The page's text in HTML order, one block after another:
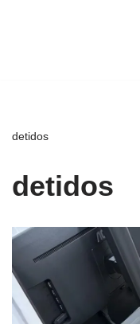
detidos
detidos